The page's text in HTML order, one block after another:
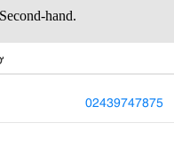
02439747875